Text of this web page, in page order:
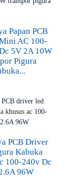
Papan PCB
AC 100-
5V 2A 10W
Pigura
PCB Driver
Kabuka
100-240v Dc
96W